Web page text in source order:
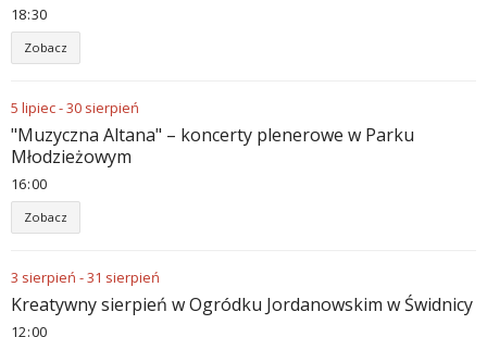
18:30
Zobacz
5 lipiec-30 sierpień
"Muzyczna Altana" – koncerty plenerowe w Parku
Młodzieżowym
16:00
Zobacz
3 sierpień -31 sierpień
Kreatywny sierpień w Ogródku Jordanowskim w Świdnicy
12:00